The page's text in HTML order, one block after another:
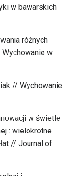
w bawarskich
różnych
w
// Wychowanie
w świetle
: wielokrotne
// Journal of